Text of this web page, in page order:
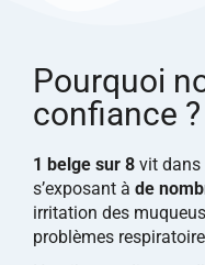
Pourquoi
confiance ?
1 belge sur 8 vit dans
s’exposant à de
irritation des
problèmes